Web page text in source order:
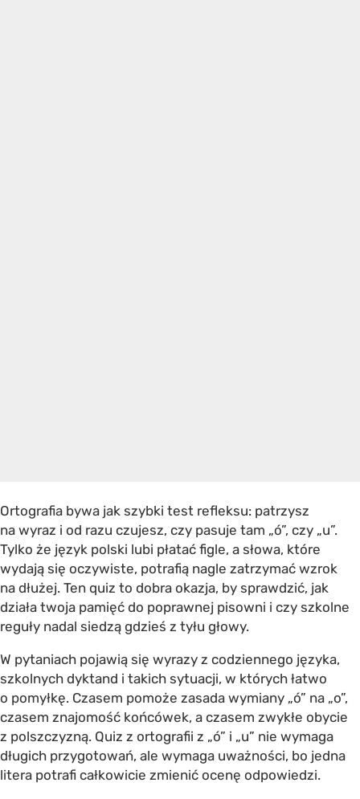
Ortografia bywa jak szybki test refleksu: patrzysz
na wyraz i od razu czujesz, czy pasuje tam „ó”, czy „u”.
Tylko że język polski lubi płatać figle, a słowa, które
wydają się oczywiste, potrafią nagle zatrzymać wzrok
na dłużej. Ten quiz to dobra okazja, by sprawdzić, jak
działa twoja pamięć do poprawnej pisowni i czy szkolne
reguły nadal siedzą gdzieś z tyłu głowy.
W pytaniach pojawią się wyrazy z codziennego języka,
szkolnych dyktand i takich sytuacji, w których łatwo
o pomyłkę. Czasem pomoże zasada wymiany „ó” na „o”,
czasem znajomość końcówek, a czasem zwykłe obycie
z polszczyzną. Quiz z ortografii z „ó” i „u” nie wymaga
długich przygotowań, ale wymaga uważności, bo jedna
litera potrafi całkowicie zmienić ocenę odpowiedzi.